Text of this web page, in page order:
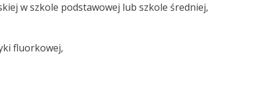
w szkole podstawowej lub szkole średniej,
fluorkowej,